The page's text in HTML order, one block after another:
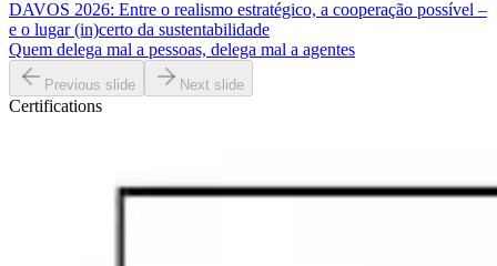
DAVOS 2026: Entre o realismo estratégico, a cooperação possível –
e o lugar (in)certo da sustentabilidade
Quem delega mal a pessoas, delega mal a agentes
Previous slide Next slide
Certifications